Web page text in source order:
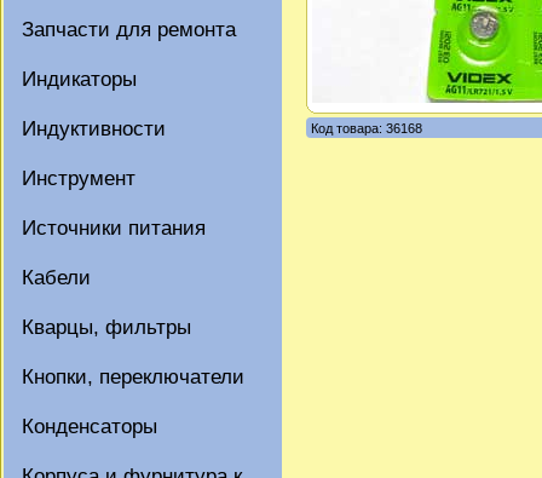
Запчасти для ремонта
Индикаторы
Индуктивности
Инструмент
Источники питания
Кабели
Кварцы, фильтры
Кнопки, переключатели
Конденсаторы
Код товара: 36168